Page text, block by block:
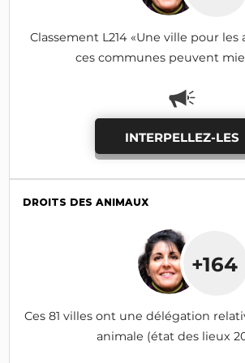
Classement L214 «Une ville pour les
ces communes peuvent
INTERPELLEZ-LES
DROITS DES ANIMAUX
+164
Ces 81 villes ont une délégation
animale (état des lieux